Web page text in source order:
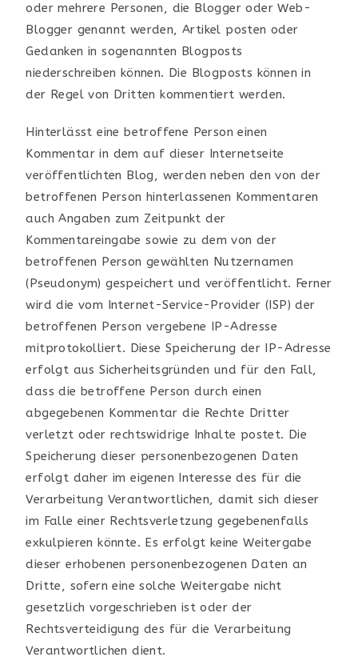
oder mehrere Personen, die Blogger oder Web-
Blogger genannt werden, Artikel posten oder
Gedanken in sogenannten Blogposts
niederschreiben können. Die Blogposts können in
der Regel von Dritten kommentiert werden.
Hinterlässt eine betroffene Person einen
Kommentar in dem auf dieser Internetseite
veröffentlichten Blog, werden neben den von der
betroffenen Person hinterlassenen Kommentaren
auch Angaben zum Zeitpunkt der
Kommentareingabe sowie zu dem von der
betroffenen Person gewählten Nutzernamen
(Pseudonym) gespeichert und veröffentlicht. Ferner
wird die vom Internet-Service-Provider (ISP) der
betroffenen Person vergebene IP-Adresse
mitprotokolliert. Diese Speicherung der IP-Adresse
erfolgt aus Sicherheitsgründen und für den Fall,
dass die betroffene Person durch einen
abgegebenen Kommentar die Rechte Dritter
verletzt oder rechtswidrige Inhalte postet. Die
Speicherung dieser personenbezogenen Daten
erfolgt daher im eigenen Interesse des für die
Verarbeitung Verantwortlichen, damit sich dieser
im Falle einer Rechtsverletzung gegebenenfalls
exkulpieren könnte. Es erfolgt keine Weitergabe
dieser erhobenen personenbezogenen Daten an
Dritte, sofern eine solche Weitergabe nicht
gesetzlich vorgeschrieben ist oder der
Rechtsverteidigung des für die Verarbeitung
Verantwortlichen dient.